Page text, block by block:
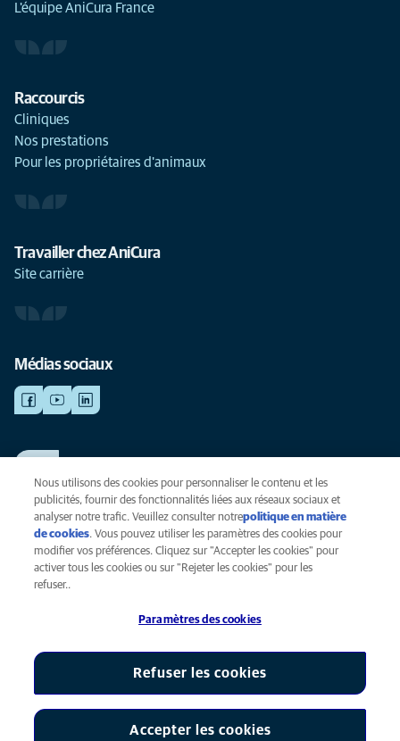
L'équipe AniCura France
Raccourcis
Cliniques
Nos prestations
Pour les propriétaires d'animaux
Travailler chez AniCura
Site carrière
Médias sociaux
Voir nos offres d'emploi
Vie privée
Légal
Cookies
AniCura est une filiale de Mars, Inc © 2026
Paramètres des cookies
Nous utilisons des cookies pour personnaliser le contenu et les
publicités, fournir des fonctionnalités liées aux réseaux sociaux et
analyser notre trafic. Veuillez consulter notrepolitique en matière
de cookies(opens in a new tab)
. Vous pouvez utiliser les paramètres des cookies pour
modifier vos préférences. Cliquez sur "Accepter les cookies" pour
activer tous les cookies ou sur "Rejeter les cookies" pour les
refuser..
Paramètres des cookies
Refuser les cookies
Accepter les cookies